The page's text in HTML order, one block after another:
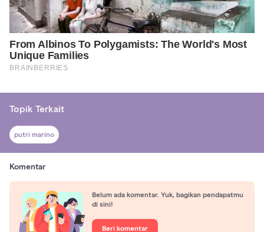
Topik Terkait
putri marino
Komentar
Belum ada komentar. Yuk, bagikan pendapatmu
di sini!
Beri komentar